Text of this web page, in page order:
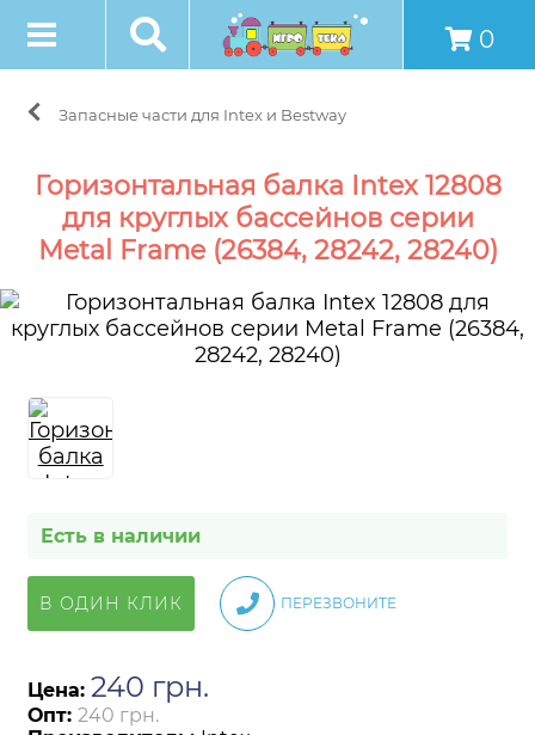
0
Запасные части для Intex и Bestway
Горизонтальная балка Intex 12808
для круглых бассейнов серии
Metal Frame (26384, 28242, 28240)
Есть в наличии
В ОДИН КЛИК ПЕРЕЗВОНИТЕ
Цена: 240 грн.
Опт: 240 грн.